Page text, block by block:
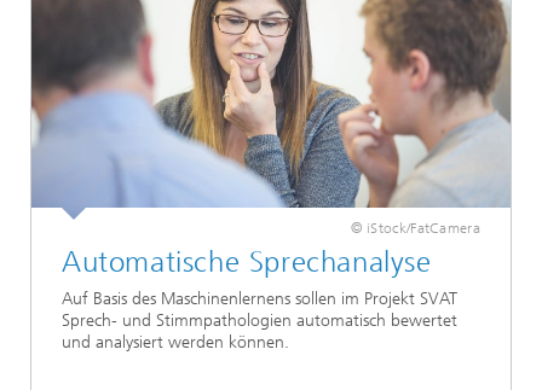
© iStock/FatCamera
Automatische Sprechanalyse
Auf Basis des Maschinenlernens sollen im Projekt SVAT
Sprech- und Stimmpathologien automatisch bewertet
und analysiert werden können.